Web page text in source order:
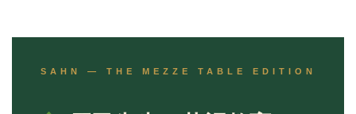
SAHN — THE MEZZE TABLE EDITION